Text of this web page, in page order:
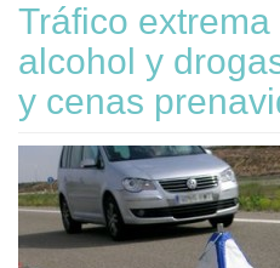
Tráfico
alcohol y
y cenas